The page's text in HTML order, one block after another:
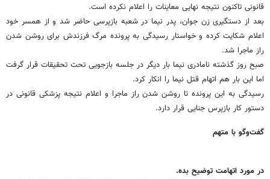
قانونی تاکنون نتیجه نهایی معاینات را اعلام نکرده است.
بعد از دستگیری زن جوان، پدر نیما در شعبه بازپرسی حاضر شد و از همسر خود
اعلام شکایت کرده و خواستار رسیدگی به پرونده مرگ فرزندش برای روشن شدن
راز ماجرا شد.
صبح روز گذشته نامادری نیما بار دیگر در جلسه بازجویی تحت تحقیقات قرار گرفت
اما این بار هم اتهام قتل نیما را انکار کرد.
رسیدگی به این پرونده تا روشن شدن راز ماجرا و اعلام نتیجه پزشکی قانونی در
دستور کار بازپرس جنایی قرار دارد.
گفت‌وگو با متهم
در مورد اتهامت توضیح بده.